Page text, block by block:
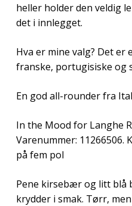
heller holder den veldig
det i innlegget.
Hva er mine valg? Det er
franske, portugisiske og
En god all-rounder fra
In the Mood for Langhe
Varenummer: 11266506.
på fem pol
Pene kirsebær og litt blå
krydder i smak. Tørr,